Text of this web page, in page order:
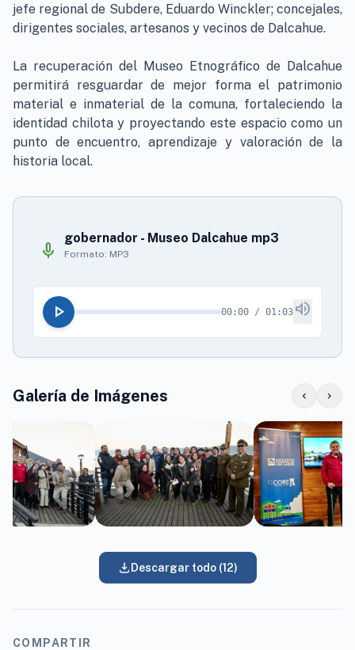
jefe regional de Subdere, Eduardo Winckler; concejales,
dirigentes sociales, artesanos y vecinos de Dalcahue.
La recuperación del Museo Etnográfico de Dalcahue
permitirá resguardar de mejor forma el patrimonio
material e inmaterial de la comuna, fortaleciendo la
identidad chilota y proyectando este espacio como un
punto de encuentro, aprendizaje y valoración de la
historia local.
mic
gobernador - Museo Dalcahue mp3
Formato: MP3
play_arrow 00:00 / 01:03 volume_up
Galería de Imágenes chevron_left chevron_right
Descargar todo (12)
COMPARTIR